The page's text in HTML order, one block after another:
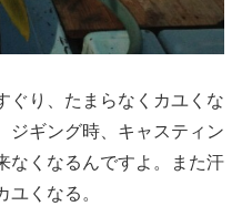
ぐり、たまらなくカユくな
ジギング時、キャスティン
なくなるんですよ。また汗
くなる。